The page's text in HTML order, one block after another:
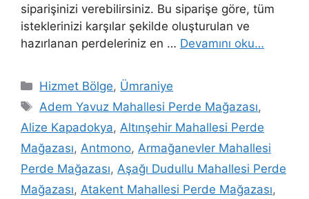
siparişinizi verebilirsiniz. Bu siparişe göre, tüm
isteklerinizi karşılar şekilde oluşturulan ve
hazırlanan perdeleriniz en … Devamını oku…
Hizmet Bölge, Ümraniye
Adem Yavuz Mahallesi Perde Mağazası,
Alize Kapadokya, Altınşehir Mahallesi Perde
Mağazası, Antmono, Armağanevler Mahallesi
Perde Mağazası, Aşağı Dudullu Mahallesi Perde
Mağazası, Atakent Mahallesi Perde Mağazası,